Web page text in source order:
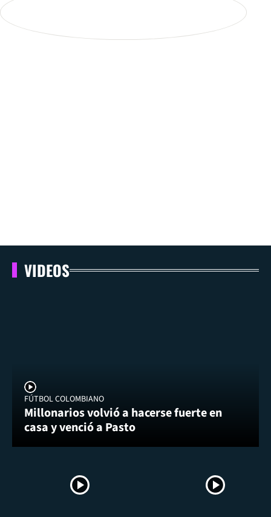
VIDEOS
FÚTBOL COLOMBIANO
Millonarios volvió a hacerse fuerte en
casa y venció a Pasto